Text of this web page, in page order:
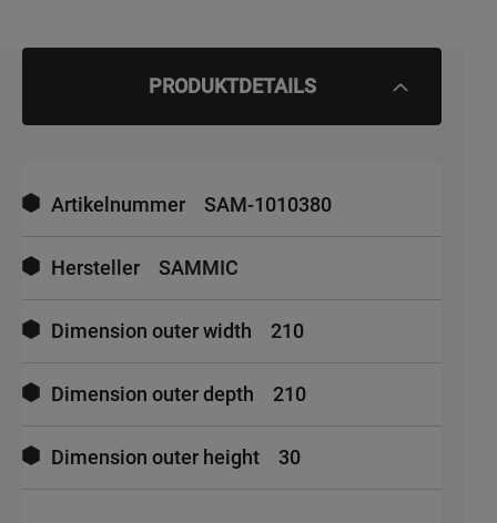
PRODUKTDETAILS
Informationen
Artikelnummer SAM-1010380
Hersteller SAMMIC
Dimension outer width 210
Dimension outer depth 210
Dimension outer height 30